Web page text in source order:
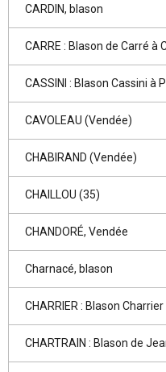
CARDIN, blason
CARRE : Blason de Carré à
CASSINI : Blason Cassini à
CAVOLEAU (Vendée)
CHABIRAND (Vendée)
CHAILLOU (35)
CHANDORÉ, Vendée
Charnacé, blason
CHARRIER : Blason Charrier
CHARTRAIN : Blason de